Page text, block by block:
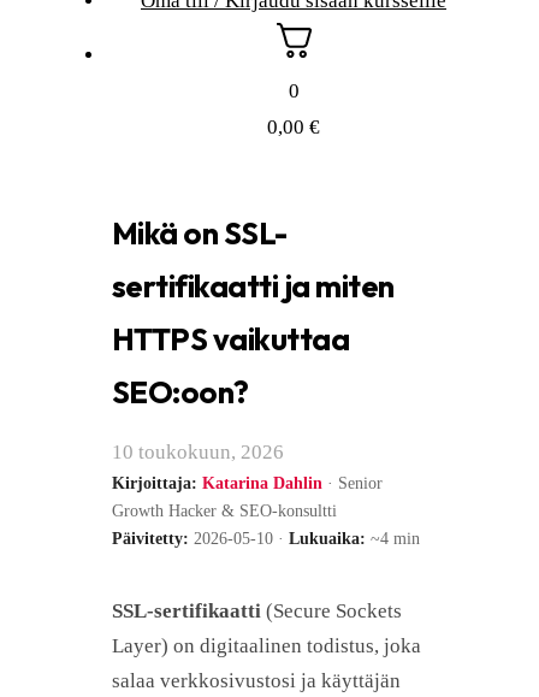
0
0,00 €
Mikä on SSL-
sertifikaatti ja miten
HTTPS vaikuttaa
SEO:oon?
10 toukokuun, 2026
Kirjoittaja: Katarina Dahlin · Senior
Growth Hacker & SEO-konsultti
Päivitetty: 2026-05-10 · Lukuaika: ~4 min
SSL-sertifikaatti (Secure Sockets
Layer) on digitaalinen todistus, joka
salaa verkkosivustosi ja käyttäjän